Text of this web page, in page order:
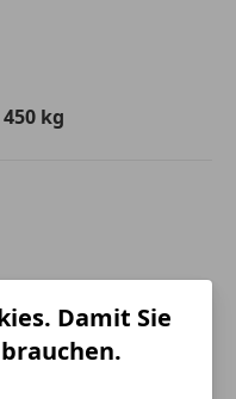
kg
Damit Sie